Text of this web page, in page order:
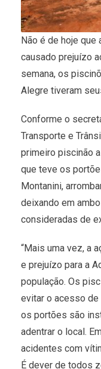
Não é de hoje
causado prejuízo
semana, os
Alegre tiveram
Conforme o
Transporte e
primeiro piscinão
que teve os
Montanini,
deixando em
consideradas de
“Mais uma vez, a
e prejuízo para a
população. Os
evitar o acesso de
os portões são
adentrar o local.
acidentes com
É dever de todos